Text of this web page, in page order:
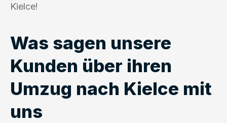
Kielce!
Was sagen unsere
Kunden über ihren
Umzug nach Kielce mit
uns